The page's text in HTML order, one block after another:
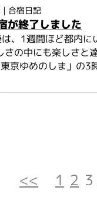
| 合宿日記
が終了しました
、1週間ほど都内
さの中にも楽しさと
京ゆめのしま」の3
<< 1 2 3